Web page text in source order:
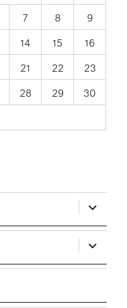
7 8
9
14 15
16
21 22
23
28 29
30
ouvrir
le
sous-
menu
ouvrir
le
sous-
menu